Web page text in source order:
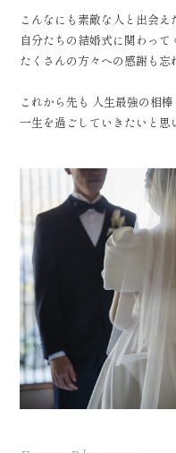
こんなにも素敵な人と出会
自分たちの結婚式に関わって
たくさんの方々への感謝も忘
これから先も 人生最強の相棒
一生を過ごしていきたいと思